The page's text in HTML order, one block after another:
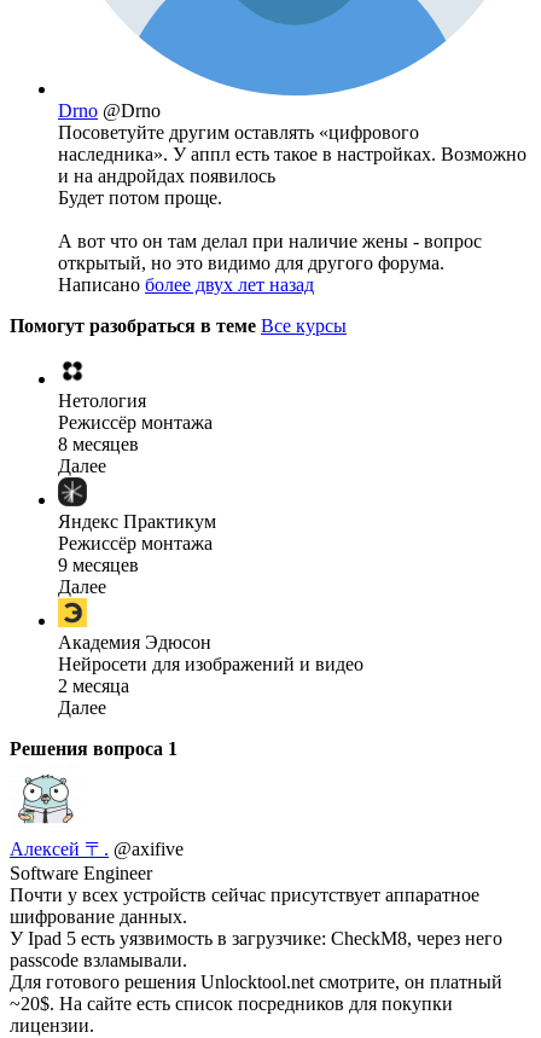
Drno @Drno
Посоветуйте другим оставлять «цифрового
наследника». У аппл есть такое в настройках. Возможно
и на андройдах появилось
Будет потом проще.
А вот что он там делал при наличие жены - вопрос
открытый, но это видимо для другого форума.
Написано более двух лет назад
Помогут разобраться в теме Все курсы
Нетология
Режиссёр монтажа
8 месяцев
Далее
Яндекс Практикум
Режиссёр монтажа
9 месяцев
Далее
Академия Эдюсон
Нейросети для изображений и видео
2 месяца
Далее
Решения вопроса 1
Алексей 〒. @axifive
Software Engineer
Почти у всех устройств сейчас присутствует аппаратное
шифрование данных.
У Ipad 5 есть уязвимость в загрузчике: CheckM8, через него
passcode взламывали.
Для готового решения Unlocktool.net смотрите, он платный
~20$. На сайте есть список посредников для покупки
лицензии.